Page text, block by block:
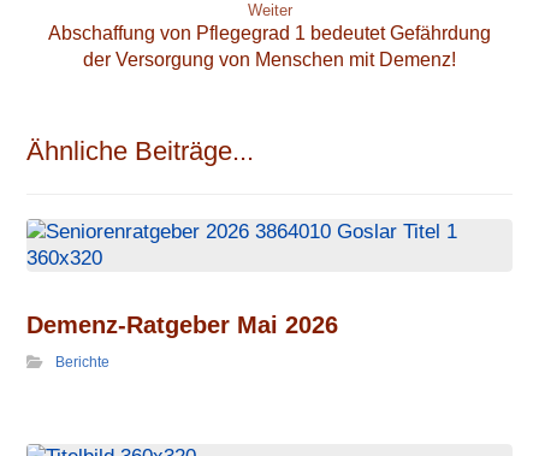
Weiter
Abschaffung von Pflegegrad 1 bedeutet Gefährdung
der Versorgung von Menschen mit Demenz!
Ähnliche Beiträge...
Demenz-Ratgeber Mai 2026
Berichte